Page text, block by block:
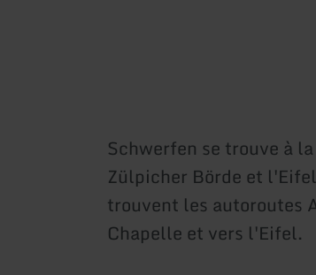
Schwerfen se trouve à
Zülpicher Börde et
trouvent les autoroutes
Chapelle et vers l'Eifel.